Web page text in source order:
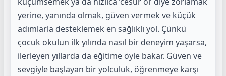
yerine, yanında olmak, güven vermek ve küçük
adımlarla desteklemek en sağlıklı yol. Çünkü
çocuk okulun ilk yılında nasıl bir deneyim yaşarsa,
ilerleyen yıllarda da eğitime öyle bakar. Güven ve
sevgiyle başlayan bir yolculuk, öğrenmeye karşı